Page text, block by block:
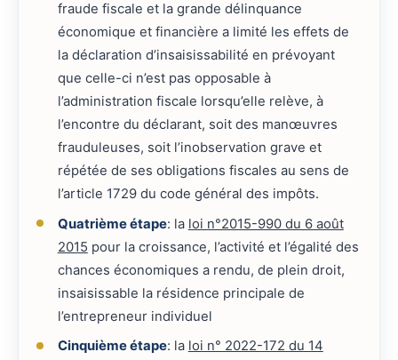
fraude fiscale et la grande délinquance
économique et financière a limité les effets de
la déclaration d’insaisissabilité en prévoyant
que celle-ci n’est pas opposable à
l’administration fiscale lorsqu’elle relève, à
l’encontre du déclarant, soit des manœuvres
frauduleuses, soit l’inobservation grave et
répétée de ses obligations fiscales au sens de
l’article 1729 du code général des impôts.
Quatrième étape: la loi n°2015-990 du 6 août
2015 pour la croissance, l’activité et l’égalité des
chances économiques a rendu, de plein droit,
insaisissable la résidence principale de
l’entrepreneur individuel
Cinquième étape: la loi n° 2022-172 du 14